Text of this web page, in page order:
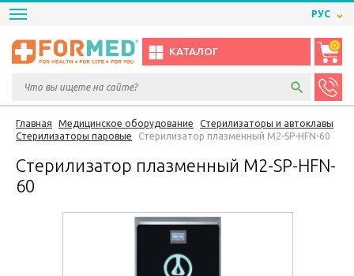
РУС
КАТАЛОГ
0
Главная Медицинское оборудование
Стерилизаторы и автоклавы
Стерилизаторы паровые
Стерилизатор плазменный M2-SP-HFN-60
Стерилизатор плазменный M2-SP-HFN-
60